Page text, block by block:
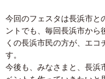
今回のフェスタは長浜市と
ントでも、毎回長浜市から
くの長浜市民の方が、エ
す。
今後も、みなさまと、長浜